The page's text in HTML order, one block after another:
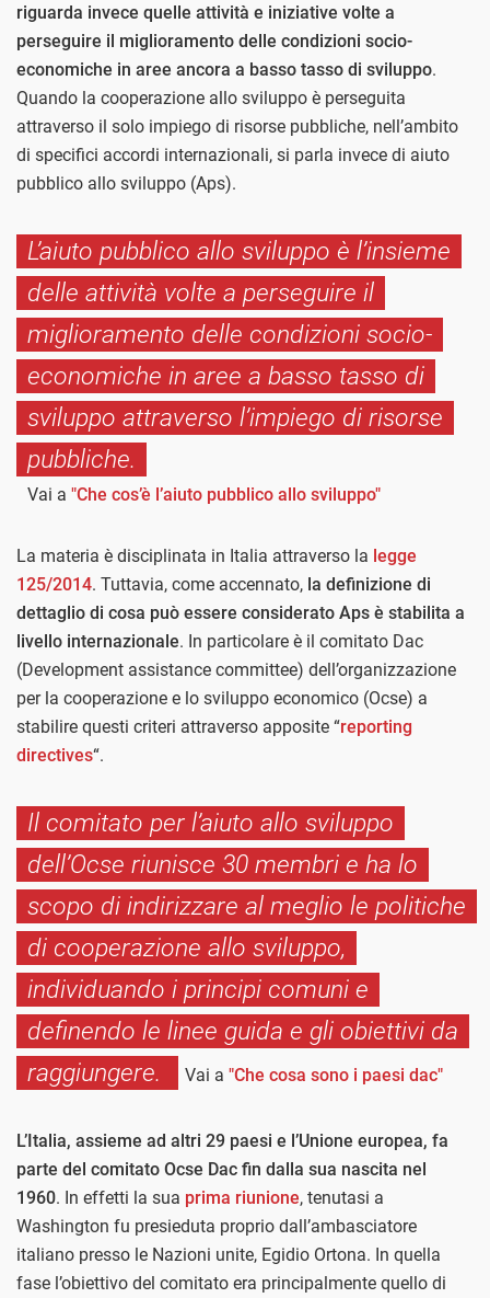
riguarda invece quelle attività e iniziative volte a
perseguire il miglioramento delle condizioni socio-
economiche in aree ancora a basso tasso di sviluppo.
Quando la cooperazione allo sviluppo è perseguita
attraverso il solo impiego di risorse pubbliche, nell’ambito
di specifici accordi internazionali, si parla invece di aiuto
pubblico allo sviluppo (Aps).
L’aiuto pubblico allo sviluppo è l’insieme
delle attività volte a perseguire il
miglioramento delle condizioni socio-
economiche in aree a basso tasso di
sviluppo attraverso l’impiego di risorse
pubbliche.
Vai a "Che cos’è l’aiuto pubblico allo sviluppo"
La materia è disciplinata in Italia attraverso la legge
125/2014. Tuttavia, come accennato, la definizione di
dettaglio di cosa può essere considerato Aps è stabilita a
livello internazionale. In particolare è il comitato Dac
(Development assistance committee) dell’organizzazione
per la cooperazione e lo sviluppo economico (Ocse) a
stabilire questi criteri attraverso apposite “reporting
directives“.
Il comitato per l’aiuto allo sviluppo
dell’Ocse riunisce 30 membri e ha lo
scopo di indirizzare al meglio le politiche
di cooperazione allo sviluppo,
individuando i principi comuni e
definendo le linee guida e gli obiettivi da
raggiungere.
Vai a "Che cosa sono i paesi dac"
L’Italia, assieme ad altri 29 paesi e l’Unione europea, fa
parte del comitato Ocse Dac fin dalla sua nascita nel
1960. In effetti la sua prima riunione, tenutasi a
Washington fu presieduta proprio dall’ambasciatore
italiano presso le Nazioni unite, Egidio Ortona. In quella
fase l’obiettivo del comitato era principalmente quello di